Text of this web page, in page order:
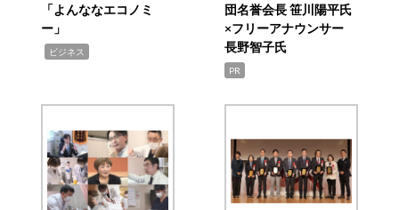
「よんななエコノミ
ー」
ビジネス
団名誉会長 笹川陽平氏
×フリーアナウンサー
長野智子氏
PR